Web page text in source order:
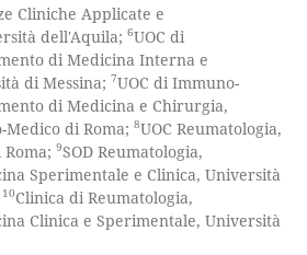
Cliniche Applicate e
dell'Aquila;6UOC di
di Medicina Interna e
di Messina;7UOC di Immuno-
di Medicina e Chirurgia,
Medico di Roma;8UOC Reumatologia,
Roma;9SOD Reumatologia,
Sperimentale e Clinica, Università
10Clinica di Reumatologia,
Clinica e Sperimentale, Università